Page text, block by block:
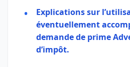
Explications sur
éventuellement
demande de prime
d’impôt.